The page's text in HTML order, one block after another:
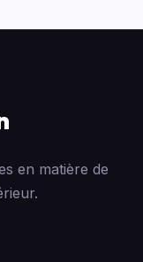
en matière de